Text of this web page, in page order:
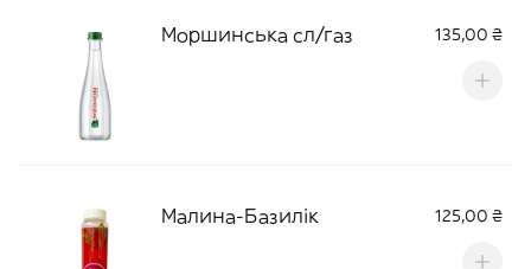
Моршинська сл/газ 135,00 ₴
Малина-Базилік 125,00 ₴